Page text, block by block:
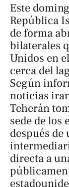
Este
República
de forma
bilaterales
Unidos en
cerca del
Según
noticias
Teherán
sede de los
después
directa a